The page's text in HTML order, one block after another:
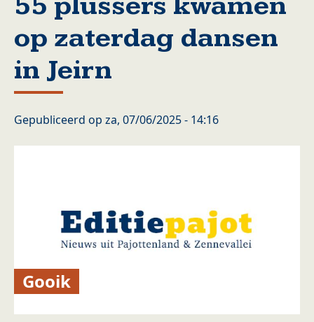
op zaterdag dansen
in Jeirn
Gepubliceerd op za, 07/06/2025 - 14:16
Gooik